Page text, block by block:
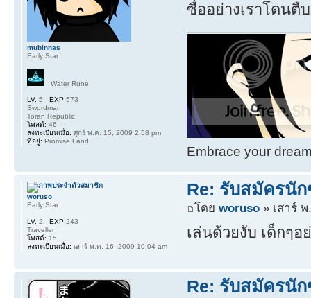
ซื่ออย่างเราโดนตื
Embrace your
mubinnas
Early Star
Water Rune
LV. 5 EXP 573
Swordman
Toran Republic
โพสต์: 46
ลงทะเบียนเมื่อ: ศุกร์ พ.ค. 15, 2009 2:58 pm
ที่อยู่: Promise Land
Re: รับสมัครนั
โดยworuso » เสาร์
เล่นด้วยงับ เด็กๆอ
woruso
Early Star
LV. 2 EXP 243
Traveller
โพสต์: 15
ลงทะเบียนเมื่อ: เสาร์ พ.ค. 16, 2009 10:04 am
Re: รับสมัครนั